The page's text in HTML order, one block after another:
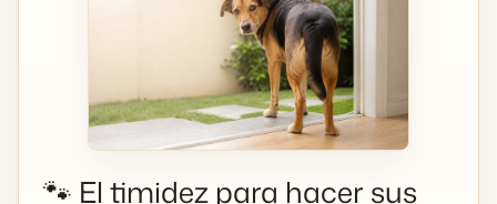
🐾 El timidez para hacer sus